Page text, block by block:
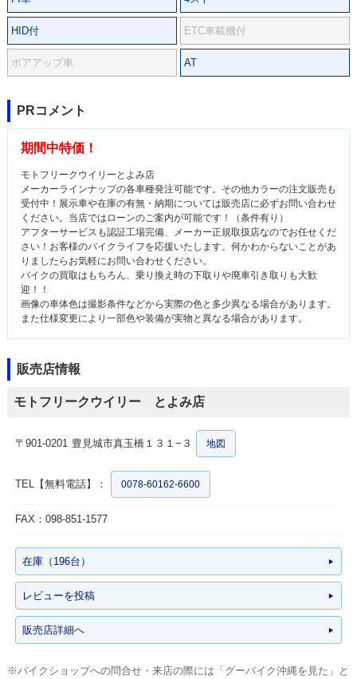
HID付 ETC車載機付
ボアアップ車 AT
PRコメント
期間中特価！
モトフリークウイリーとよみ店
メーカーラインナップの各車種発注可能です。その他カラーの注文販売も
受付中！展示車や在庫の有無・納期については販売店に必ずお問い合わせ
ください。当店ではローンのご案内が可能です！（条件有り）
アフターサービスも認証工場完備、メーカー正規取扱店なのでお任せくだ
さい！お客様のバイクライフを応援いたします。何かわからないことがあ
りましたらお気軽にお問い合わせください。
バイクの買取はもちろん、乗り換え時の下取りや廃車引き取りも大歓
迎！！
画像の車体色は撮影条件などから実際の色と多少異なる場合があります。
また仕様変更により一部色や装備が実物と異なる場合があります。
販売店情報
モトフリークウイリー とよみ店
〒901-0201 豊見城市真玉橋１３１−３ 地図
TEL【無料電話】： 0078-60162-6600
FAX：098-851-1577
在庫（196台）
レビューを投稿
販売店詳細へ
※バイクショップへの問合せ・来店の際には「グーバイク沖縄を見た」と